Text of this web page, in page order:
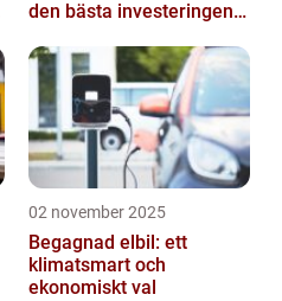
den bästa investeringen
02 november 2025
Begagnad elbil: ett
klimatsmart och
ekonomiskt val